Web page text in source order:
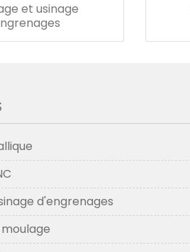
et usinage
d'engrenages